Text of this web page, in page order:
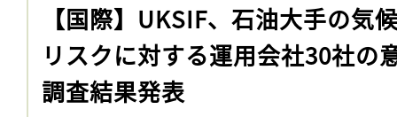
【国際】UKSIF、石油大手の気
リスクに対する運用会社30社の
調査結果発表